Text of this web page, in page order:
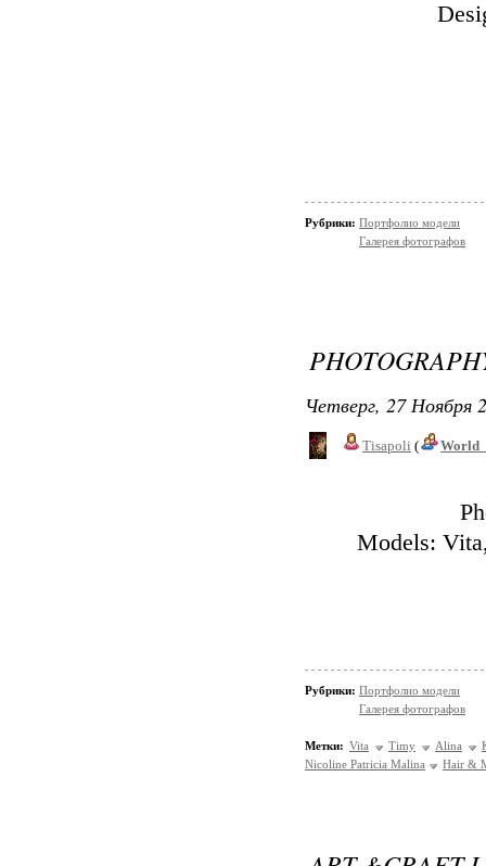
Рубрики: Портфолио модели
Галерея фотографов
Четверг, 27 Ноября
Tisapoli (
Models:
Рубрики: Портфолио модели
Галерея фотографов
Метки: Vita Timy Alina
Nicoline Patricia Malina
Hair &